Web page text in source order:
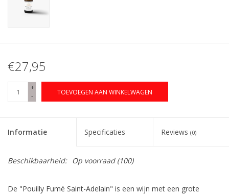
€27,95
+
-
TOEVOEGEN AAN WINKELWAGEN
Informatie Specificaties Reviews (0)
Beschikbaarheid: Op voorraad(100)
De "Pouilly Fumé Saint-Adelain" is een wijn met een grote